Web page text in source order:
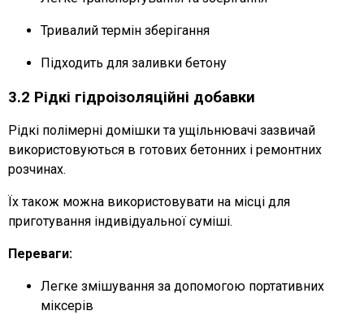
Тривалий термін зберігання
Підходить для заливки бетону
3.2 Рідкі гідроізоляційні добавки
Рідкі полімерні домішки та ущільнювачі зазвичай
використовуються в готових бетонних і ремонтних
розчинах.
Їх також можна використовувати на місці для
приготування індивідуальної суміші.
Переваги:
Легке змішування за допомогою портативних
міксерів